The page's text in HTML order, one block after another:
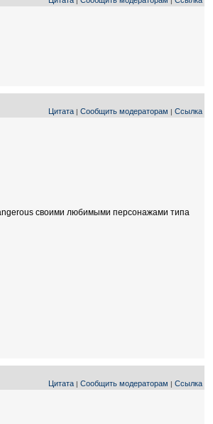
Цитата | Сообщить модераторам | Ссылка
своими любимыми персонажами типа
Цитата | Сообщить модераторам | Ссылка